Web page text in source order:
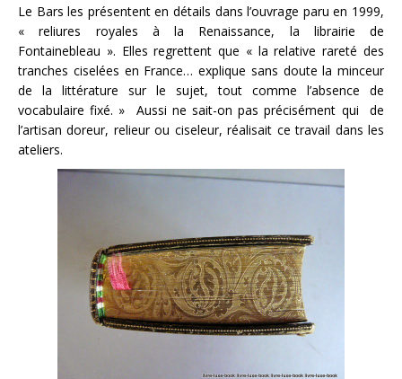
Le Bars les présentent en détails dans l’ouvrage paru en 1999,
« reliures royales à la Renaissance, la librairie de
Fontainebleau ». Elles regrettent que « la relative rareté des
tranches ciselées en France… explique sans doute la minceur
de la littérature sur le sujet, tout comme l’absence de
vocabulaire fixé. » Aussi ne sait-on pas précisément qui de
l’artisan doreur, relieur ou ciseleur, réalisait ce travail dans les
ateliers.